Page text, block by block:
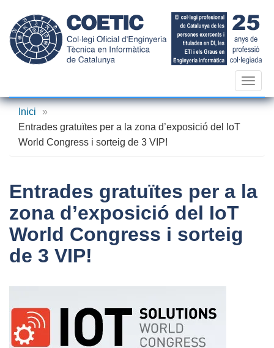
contingut
Inici
»
Entrades gratuïtes per a la zona d’exposició del IoT
World Congress i sorteig de 3 VIP!
Entrades gratuïtes per a la
zona d’exposició del IoT
World Congress i sorteig
de 3 VIP!